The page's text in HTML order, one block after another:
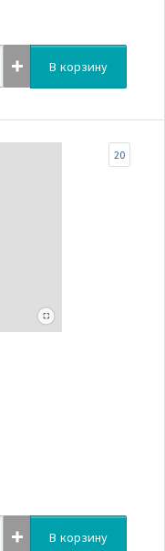
В корзину
20
В корзину